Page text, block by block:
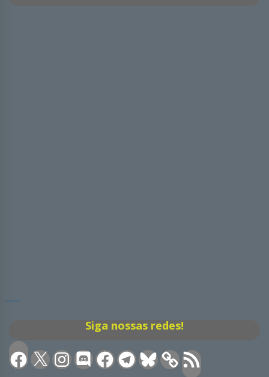
Siga nossas redes!
Facebook
X Instagram
DiscordFacebookTelegramBluesky Feed
RSS